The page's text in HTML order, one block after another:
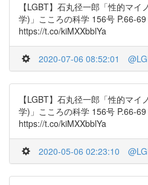
【LGBT】石丸径一郎「性的マ
学)」こころの科学 156号 P.66-
https://t.co/kiMXXbblYa
2020-07-06 08:52:01
【LGBT】石丸径一郎「性的マ
学)」こころの科学 156号 P.66-
https://t.co/kiMXXbblYa
2020-05-06 02:23:10